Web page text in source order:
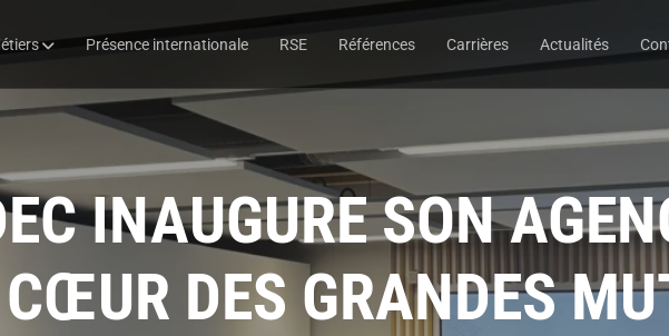
Présence internationale RSE Références Carrières Actualités
INAUGURE SON
DES GRANDES